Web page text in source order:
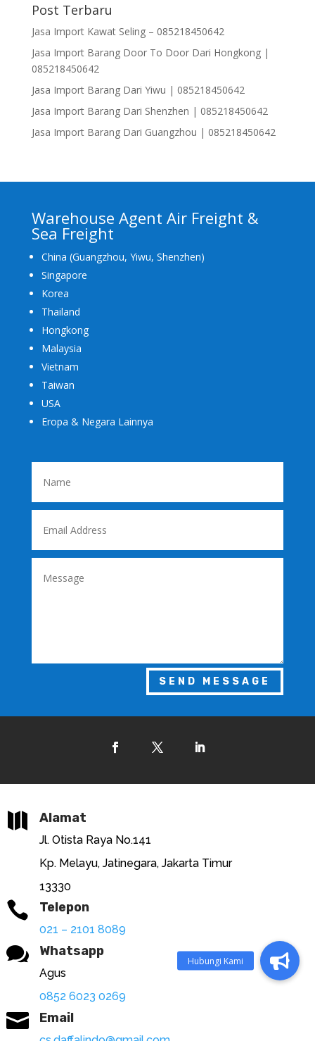
Post Terbaru
Jasa Import Kawat Seling – 085218450642
Jasa Import Barang Door To Door Dari Hongkong |
085218450642
Jasa Import Barang Dari Yiwu | 085218450642
Jasa Import Barang Dari Shenzhen | 085218450642
Jasa Import Barang Dari Guangzhou | 085218450642
Warehouse Agent Air Freight &
Sea Freight
China (Guangzhou, Yiwu, Shenzhen)
Singapore
Korea
Thailand
Hongkong
Malaysia
Vietnam
Taiwan
USA
Eropa & Negara Lainnya
SEND MESSAGE
 Alamat
Jl. Otista Raya No.141
Kp. Melayu, Jatinegara, Jakarta Timur
13330
 Telepon
021 – 2101 8089
 Whatsapp
Agus
0852 6023 0269
 Email